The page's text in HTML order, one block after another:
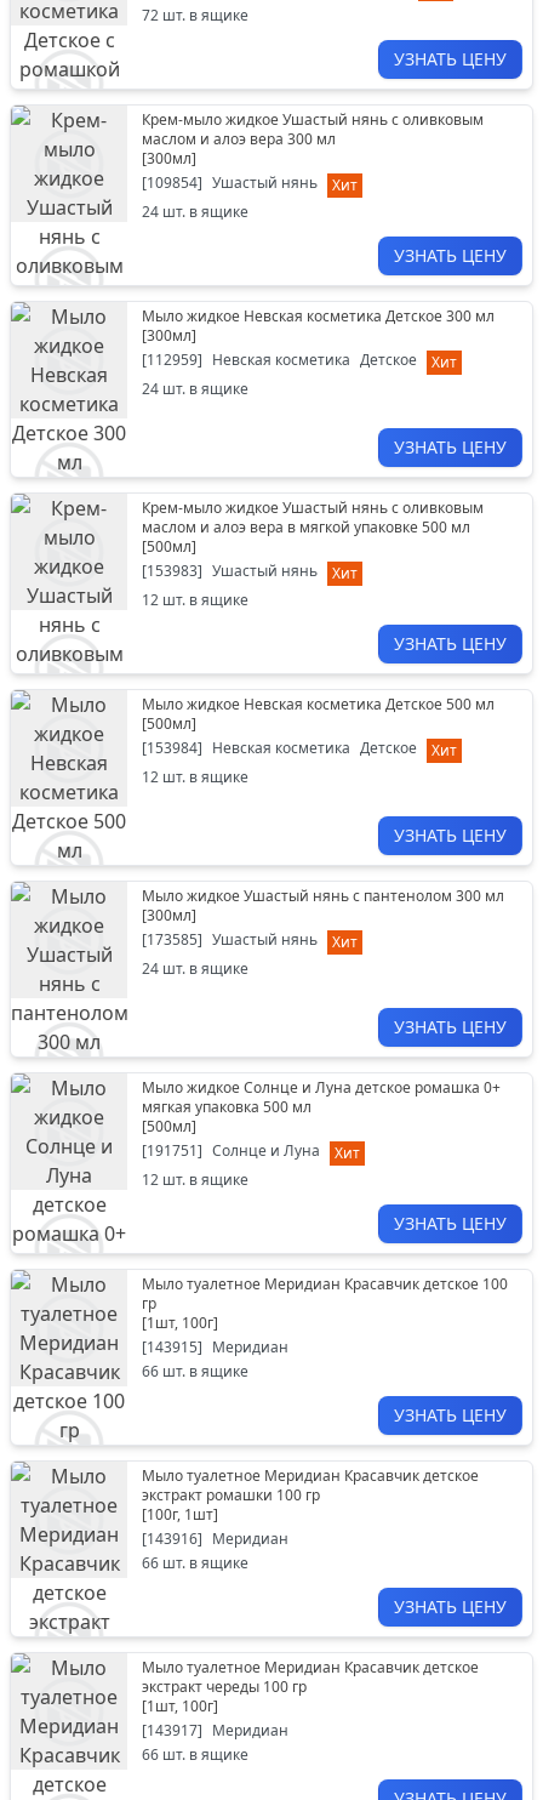
72 шт. в ящике
УЗНАТЬ ЦЕНУ
Крем-мыло жидкое Ушастый нянь c оливковым
маслом и алоэ вера 300 мл
[300мл]
[109854] Ушастый нянь
Хит
24 шт. в ящике
УЗНАТЬ ЦЕНУ
Мыло жидкое Невская косметика Детское 300 мл
[300мл]
[112959] Невская косметика Детское
Хит
24 шт. в ящике
УЗНАТЬ ЦЕНУ
Крем-мыло жидкое Ушастый нянь c оливковым
маслом и алоэ вера в мягкой упаковке 500 мл
[500мл]
[153983] Ушастый нянь
Хит
12 шт. в ящике
УЗНАТЬ ЦЕНУ
Мыло жидкое Невская косметика Детское 500 мл
[500мл]
[153984] Невская косметика Детское
Хит
12 шт. в ящике
УЗНАТЬ ЦЕНУ
Мыло жидкое Ушастый нянь с пантенолом 300 мл
[300мл]
[173585] Ушастый нянь
Хит
24 шт. в ящике
УЗНАТЬ ЦЕНУ
Мыло жидкое Солнце и Луна детское ромашка 0+
мягкая упаковка 500 мл
[500мл]
[191751] Солнце и Луна
Хит
12 шт. в ящике
УЗНАТЬ ЦЕНУ
Мыло туалетное Меридиан Красавчик детское 100
гр
[1шт, 100г]
[143915] Меридиан
66 шт. в ящике
УЗНАТЬ ЦЕНУ
Мыло туалетное Меридиан Красавчик детское
экстракт ромашки 100 гр
[100г, 1шт]
[143916] Меридиан
66 шт. в ящике
УЗНАТЬ ЦЕНУ
Мыло туалетное Меридиан Красавчик детское
экстракт череды 100 гр
[1шт, 100г]
[143917] Меридиан
66 шт. в ящике